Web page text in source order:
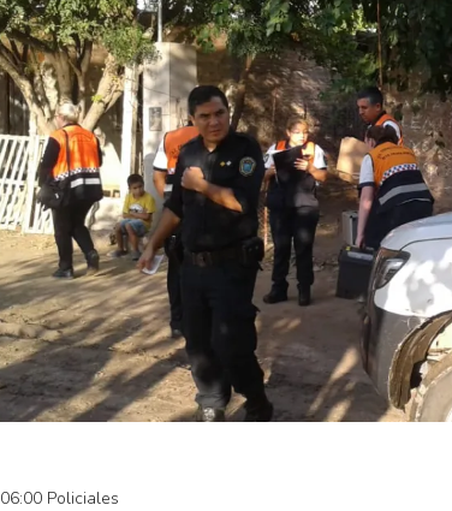
06:00 Policiales